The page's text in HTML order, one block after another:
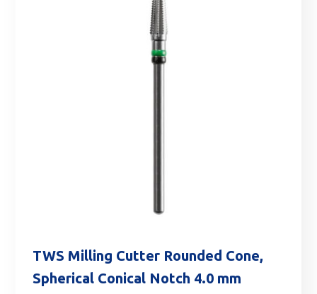
TWS Milling Cutter Rounded Cone,
Spherical Conical Notch 4.0 mm